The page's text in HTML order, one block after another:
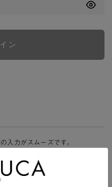
ン
入力がスムーズです。
。